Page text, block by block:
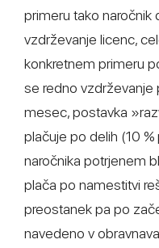
primeru tako naročnik
vzdrževanje licenc,
konkretnem primeru
se redno vzdrževanje
mesec, postavka
plačuje po delih (10
naročnika potrjenem
plača po namestitvi
preostanek pa po
navedeno v